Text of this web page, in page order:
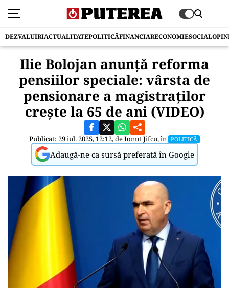
DEZVALUIRIACTUALITATEPOLITICĂFINANCIARECONOMIESOCIAL
Ilie Bolojan anunță reforma
pensiilor speciale: vârsta de
pensionare a magistraţilor
crește la 65 de ani (VIDEO)
Publicat: 29 iul. 2025, 12:12, deIonut Jifcu, în POLITICĂ
Adaugă-ne ca sursă preferată în Google